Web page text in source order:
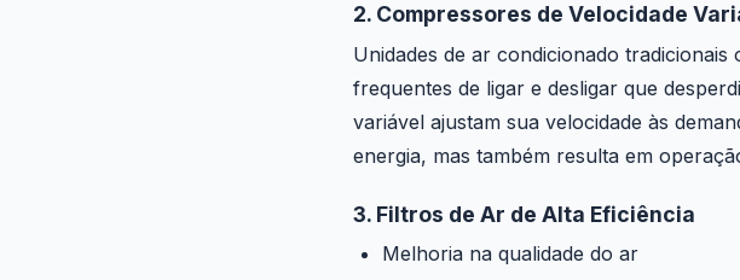
2. Compressores de Velocidade
Unidades de ar condicionado
frequentes de ligar e desligar que
variável ajustam sua velocidade às
energia, mas também resulta em
3. Filtros de Ar de Alta Eficiência
Melhoria na qualidade do ar